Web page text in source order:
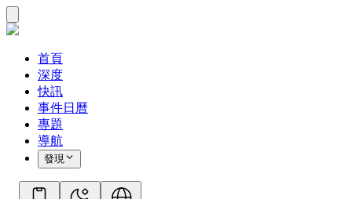
首頁
深度
快訊
事件日曆
專題
導航
發現